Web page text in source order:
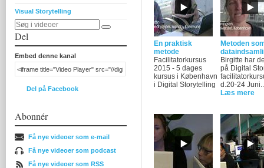
Visual Storytelling
Del
Embed denne kanal
Del på Facebook
Abonnér
Få nye videoer som e-mail
Få nye videoer som podcast
Få nye videoer som RSS
En praktisk
metode
Facilitatorkursus
2015 - 5 dages
kursus i København
i Digital Storytelling
Metoden
Birgitte har
på Digital
d.20-24
Læs mere